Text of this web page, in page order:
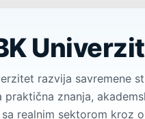
razvija savremene
praktična znanja,
realnim sektorom kroz